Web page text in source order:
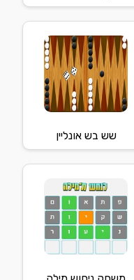
שש בש אונליין